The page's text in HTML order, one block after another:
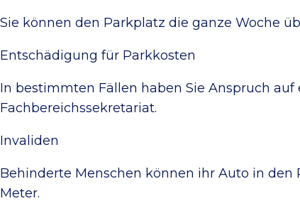
Sie können den Parkplatz die ganze Woche
Entschädigung für Parkkosten
In bestimmten Fällen haben Sie Anspruch
Fachbereichssekretariat.
Invaliden
Behinderte Menschen können ihr Auto in den
Meter.